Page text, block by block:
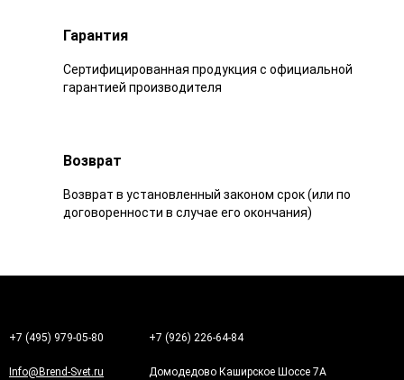
Гарантия
Сертифицированная продукция с официальной
гарантией производителя
Возврат
Возврат в установленный законом срок (или по
договоренности в случае его окончания)
+7 (495) 979-05-80 +7 (926) 226-64-84
Info@Brend-Svet.ru Домодедово Каширское Шоссе 7А